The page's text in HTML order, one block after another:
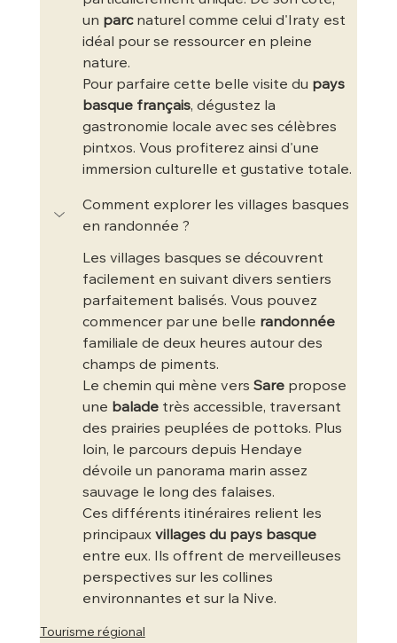
un parc naturel comme celui d'Iraty est
idéal pour se ressourcer en pleine
nature.
Pour parfaire cette belle visite du pays
basque français, dégustez la
gastronomie locale avec ses célèbres
pintxos. Vous profiterez ainsi d'une
immersion culturelle et gustative totale.
Comment explorer les villages basques
en randonnée ?
Les villages basques se découvrent
facilement en suivant divers sentiers
parfaitement balisés. Vous pouvez
commencer par une belle randonnée
familiale de deux heures autour des
champs de piments.
Le chemin qui mène vers Sare propose
une balade très accessible, traversant
des prairies peuplées de pottoks. Plus
loin, le parcours depuis Hendaye
dévoile un panorama marin assez
sauvage le long des falaises.
Ces différents itinéraires relient les
principaux villages du pays basque
entre eux. Ils offrent de merveilleuses
perspectives sur les collines
environnantes et sur la Nive.
Tourisme régional